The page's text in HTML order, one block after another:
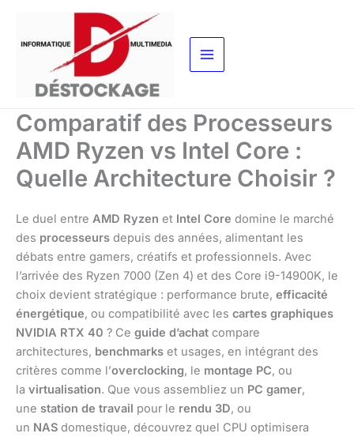
contenu
Comparatif des Processeurs
AMD Ryzen vs Intel Core :
Quelle Architecture Choisir ?
Le duel entre AMD Ryzen et Intel Core domine le marché
des processeurs depuis des années, alimentant les
débats entre gamers, créatifs et professionnels. Avec
l’arrivée des Ryzen 7000 (Zen 4) et des Core i9-14900K, le
choix devient stratégique : performance brute, efficacité
énergétique, ou compatibilité avec les cartes graphiques
NVIDIA RTX 40 ? Ce guide d’achat compare
architectures, benchmarks et usages, en intégrant des
critères comme l’overclocking, le montage PC, ou
la virtualisation. Que vous assembliez un PC gamer,
une station de travail pour le rendu 3D, ou
un NAS domestique, découvrez quel CPU optimisera